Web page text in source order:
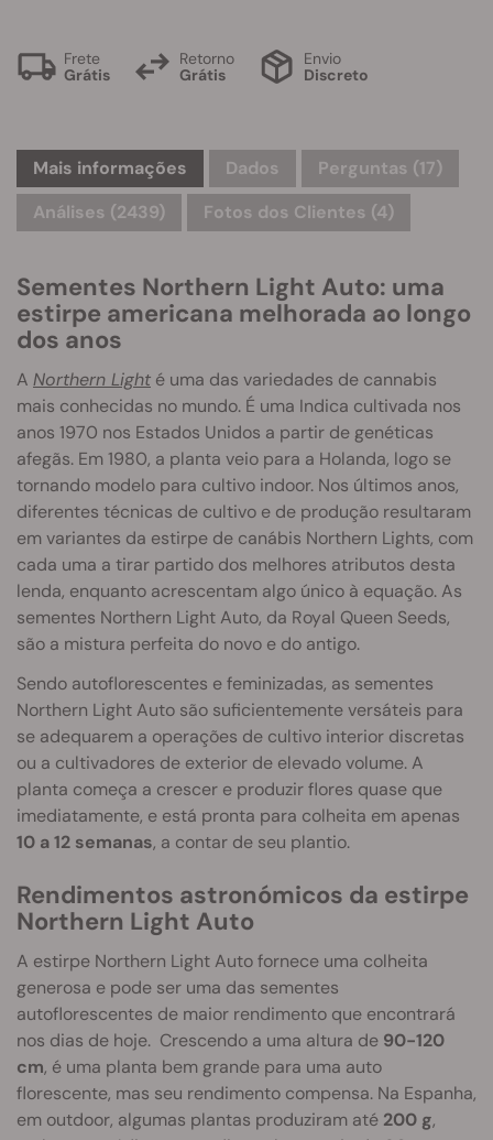
Frete
Grátis
Retorno
Grátis
Envio
Discreto
Mais informações Dados Perguntas (17)
Análises (2439)
Fotos dos Clientes (4)
Sementes Northern Light Auto: uma
estirpe americana melhorada ao longo
dos anos
A Northern Light é uma das variedades de cannabis
mais conhecidas no mundo. É uma Indica cultivada nos
anos 1970 nos Estados Unidos a partir de genéticas
afegãs. Em 1980, a planta veio para a Holanda, logo se
tornando modelo para cultivo indoor. Nos últimos anos,
diferentes técnicas de cultivo e de produção resultaram
em variantes da estirpe de canábis Northern Lights, com
cada uma a tirar partido dos melhores atributos desta
lenda, enquanto acrescentam algo único à equação. As
sementes Northern Light Auto, da Royal Queen Seeds,
são a mistura perfeita do novo e do antigo.
Sendo autoflorescentes e feminizadas, as sementes
Northern Light Auto são suficientemente versáteis para
se adequarem a operações de cultivo interior discretas
ou a cultivadores de exterior de elevado volume. A
planta começa a crescer e produzir flores quase que
imediatamente, e está pronta para colheita em apenas
10 a 12 semanas, a contar de seu plantio.
Rendimentos astronómicos da estirpe
Northern Light Auto
A estirpe Northern Light Auto fornece uma colheita
generosa e pode ser uma das sementes
autoflorescentes de maior rendimento que encontrará
nos dias de hoje. Crescendo a uma altura de 90-120
cm, é uma planta bem grande para uma auto
florescente, mas seu rendimento compensa. Na Espanha,
em outdoor, algumas plantas produziram até 200 g,